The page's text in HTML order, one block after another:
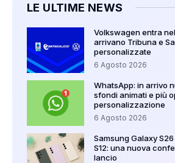
LE ULTIME NEWS
Volkswagen entra
arrivano Tribuna e
personalizzate
6 Agosto 2026
WhatsApp: in arrivo
sfondi animati e più
personalizzazione
6 Agosto 2026
Samsung Galaxy S26
S12: una nuova
lancio